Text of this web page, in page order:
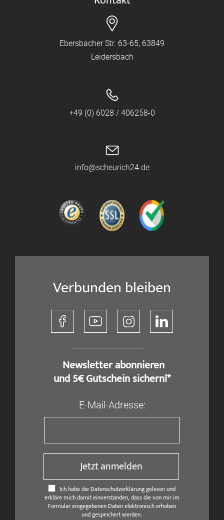
Ebersbacher Str. 63-65, 63849
Leidersbach
+49 (0) 6028 / 406258-0
info@scheurich24.de
Verbunden bleiben
​ Newsletter abonnieren
und 5€ Gutschein sichern!*
E-Mail-Adresse:
Jetzt anmelden
Ich habe die Datenschutzerklärung gelesen und
erkläre mich damit einverstanden, dass die von mir im
Formular eingegebenen Daten elektronisch erhoben
und gespeichert werden.